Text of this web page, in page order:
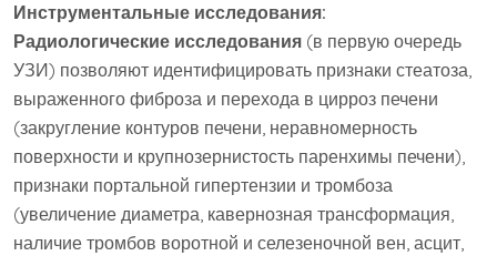
Инструментальные исследования:
Радиологические исследования (в первую очередь
УЗИ) позволяют идентифицировать признаки стеатоза,
выраженного фиброза и перехода в цирроз печени
(закругление контуров печени, неравномерность
поверхности и крупнозернистость паренхимы печени),
признаки портальной гипертензии и тромбоза
(увеличение диаметра, кавернозная трансформация,
наличие тромбов воротной и селезеночной вен, асцит,